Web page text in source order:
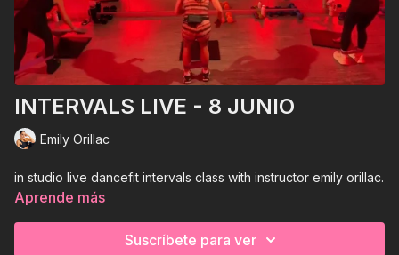
INTERVALS LIVE - 8 JUNIO
Emily Orillac
in studio live dancefit intervals class with instructor emily orillac.
Aprende más
Suscríbete para ver